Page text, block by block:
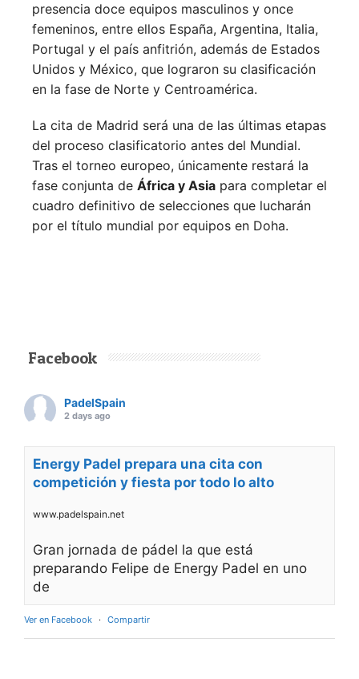
presencia doce equipos masculinos y once
femeninos, entre ellos España, Argentina, Italia,
Portugal y el país anfitrión, además de Estados
Unidos y México, que lograron su clasificación
en la fase de Norte y Centroamérica.
La cita de Madrid será una de las últimas etapas
del proceso clasificatorio antes del Mundial.
Tras el torneo europeo, únicamente restará la
fase conjunta de África y Asia para completar el
cuadro definitivo de selecciones que lucharán
por el título mundial por equipos en Doha.
Facebook
PadelSpain
2 days ago
Energy Padel prepara una cita con
competición y fiesta por todo lo alto
www.padelspain.net
Gran jornada de pádel la que está
preparando Felipe de Energy Padel en uno
de
Ver en Facebook · Compartir